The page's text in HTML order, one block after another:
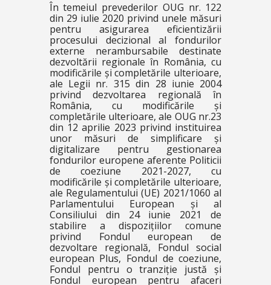
În temeiul prevederilor OUG nr. 122
din 29 iulie 2020 privind unele măsuri
pentru asigurarea eficientizării
procesului decizional al fondurilor
externe nerambursabile destinate
dezvoltării regionale în România, cu
modificările și completările ulterioare,
ale Legii nr. 315 din 28 iunie 2004
privind dezvoltarea regională în
România, cu modificările și
completările ulterioare, ale OUG nr.23
din 12 aprilie 2023 privind instituirea
unor măsuri de simplificare și
digitalizare pentru gestionarea
fondurilor europene aferente Politicii
de coeziune 2021-2027, cu
modificările și completările ulterioare,
ale Regulamentului (UE) 2021/1060 al
Parlamentului European și al
Consiliului din 24 iunie 2021 de
stabilire a dispozițiilor comune
privind Fondul european de
dezvoltare regională, Fondul social
european Plus, Fondul de coeziune,
Fondul pentru o tranziție justă și
Fondul european pentru afaceri